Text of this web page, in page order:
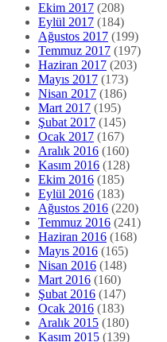
Ekim 2017 (208)
Eylül 2017 (184)
Ağustos 2017 (199)
Temmuz 2017 (197)
Haziran 2017 (203)
Mayıs 2017 (173)
Nisan 2017 (186)
Mart 2017 (195)
Şubat 2017 (145)
Ocak 2017 (167)
Aralık 2016 (160)
Kasım 2016 (128)
Ekim 2016 (185)
Eylül 2016 (183)
Ağustos 2016 (220)
Temmuz 2016 (241)
Haziran 2016 (168)
Mayıs 2016 (165)
Nisan 2016 (148)
Mart 2016 (160)
Şubat 2016 (147)
Ocak 2016 (183)
Aralık 2015 (180)
Kasım 2015 (139)